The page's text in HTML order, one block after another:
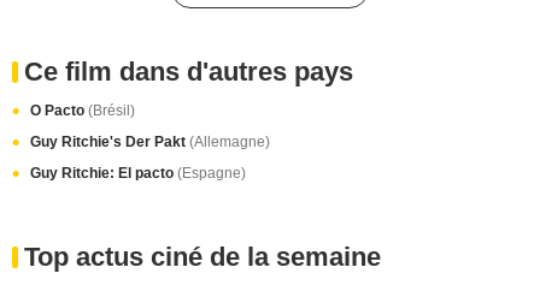
Ce film dans d'autres pays
O Pacto (Brésil)
Guy Ritchie's Der Pakt (Allemagne)
Guy Ritchie: El pacto (Espagne)
Top actus ciné de la semaine